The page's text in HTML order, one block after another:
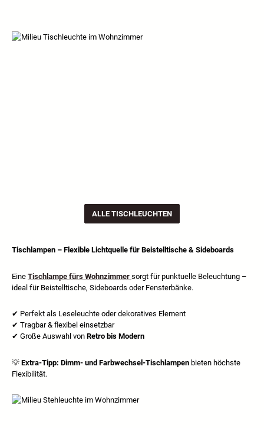
ALLE TISCHLEUCHTEN
Tischlampen – Flexible Lichtquelle für Beistelltische & Sideboards
Eine Tischlampe fürs Wohnzimmer sorgt für punktuelle Beleuchtung –
ideal für Beistelltische, Sideboards oder Fensterbänke.
✔ Perfekt als Leseleuchte oder dekoratives Element
✔ Tragbar & flexibel einsetzbar
✔ Große Auswahl von Retro bis Modern
💡 Extra-Tipp: Dimm- und Farbwechsel-Tischlampen bieten höchste
Flexibilität.